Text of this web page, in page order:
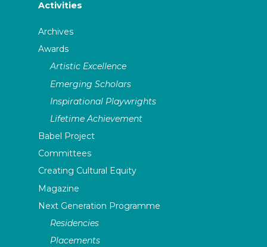
Activities
Archives
Awards
Artistic Excellence
Emerging Scholars
Inspirational Playwrights
Lifetime Achievement
Babel Project
Committees
Creating Cultural Equity
Magazine
Next Generation Programme
Residencies
Placements